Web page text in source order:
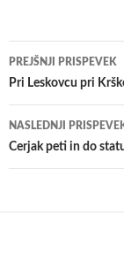
Krmarjenje
po
prispevkih
PREJŠNJI PRISPEVEK
Pri Leskovcu pri
NASLEDNJI
Cerjak peti in do